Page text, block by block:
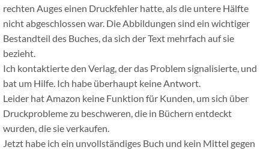
rechten Auges einen Druckfehler hatte, als die untere Hälfte
nicht abgeschlossen war. Die Abbildungen sind ein wichtiger
Bestandteil des Buches, da sich der Text mehrfach auf sie
bezieht.
Ich kontaktierte den Verlag, der das Problem signalisierte, und
bat um Hilfe. Ich habe überhaupt keine Antwort.
Leider hat Amazon keine Funktion für Kunden, um sich über
Druckprobleme zu beschweren, die in Büchern entdeckt
wurden, die sie verkaufen.
Jetzt habe ich ein unvollständiges Buch und kein Mittel gegen